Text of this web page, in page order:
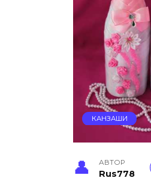
КАНЗАШИ
АВТОР
Rus778